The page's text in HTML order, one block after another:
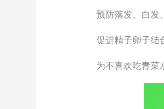
预防落发、白发
促进精子卵子结
为不喜欢吃青菜